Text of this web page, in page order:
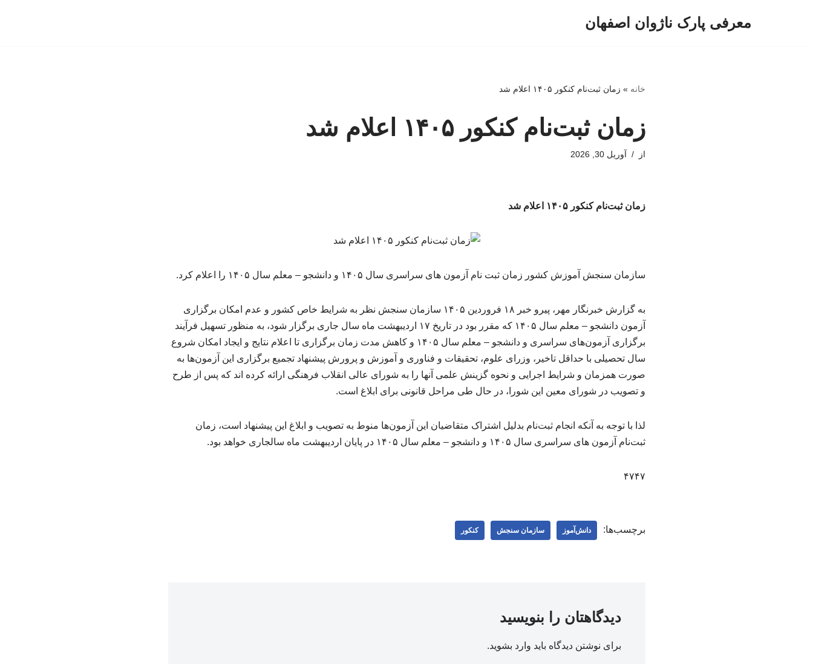
معرفی پارک ناژوان اصفهان
خانه » زمان ثبت‌نام کنکور ۱۴۰۵ اعلام شد
زمان ثبت‌نام کنکور ۱۴۰۵ اعلام شد
از آوریل 30, 2026
زمان ثبت‌نام کنکور ۱۴۰۵ اعلام شد
سازمان سنجش آموزش کشور زمان ثبت نام آزمون های سراسری سال ۱۴۰۵ و دانشجو – معلم سال ۱۴۰۵ را اعلام کرد.
به گزارش خبرنگار مهر، پیرو خبر ۱۸ فروردین ۱۴۰۵ سازمان سنجش نظر به شرایط خاص کشور و عدم امکان برگزاری
آزمون دانشجو – معلم سال ۱۴۰۵ که مقرر بود در تاریخ ۱۷ اردیبهشت ماه سال جاری برگزار شود، به منظور تسهیل فرآیند
برگزاری آزمون‌های سراسری و دانشجو – معلم سال ۱۴۰۵ و کاهش مدت زمان برگزاری تا اعلام نتایج و ایجاد امکان شروع
سال تحصیلی با حداقل تاخیر، وزرای علوم، تحقیقات و فناوری و آموزش و پرورش پیشنهاد تجمیع برگزاری این آزمون‌ها به
صورت همزمان و شرایط اجرایی و نحوه گزینش علمی آنها را به شورای عالی انقلاب فرهنگی ارائه کرده اند که پس از طرح
و تصویب در شورای معین این شورا، در حال طی مراحل قانونی برای ابلاغ است.
لذا با توجه به آنکه انجام ثبت‌نام بدلیل اشتراک متقاضیان این آزمون‌ها منوط به تصویب و ابلاغ این پیشنهاد است، زمان
ثبت‌نام آزمون های سراسری سال ۱۴۰۵ و دانشجو – معلم سال ۱۴۰۵ در پایان اردیبهشت ماه سالجاری خواهد بود.
۴۷۴۷
برچسب‌ها: دانش‌آموز سازمان سنجش کنکور
دیدگاهتان را بنویسید
برای نوشتن دیدگاه باید وارد بشوید.